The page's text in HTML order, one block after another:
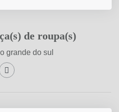
de roupa(s)
grande do sul
WhatsAppFacebook
Compartilhar Twitter